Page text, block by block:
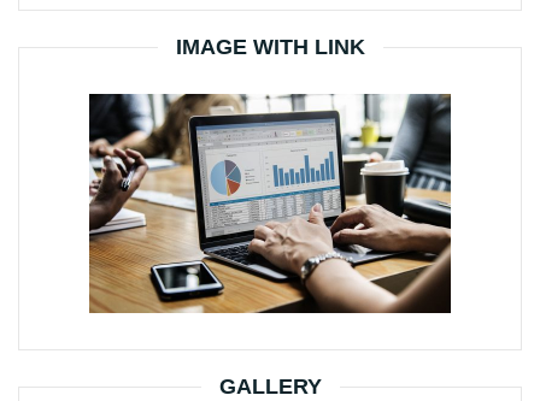
IMAGE WITH LINK
GALLERY